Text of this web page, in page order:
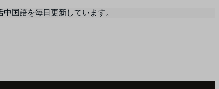
国語を毎日更新しています。